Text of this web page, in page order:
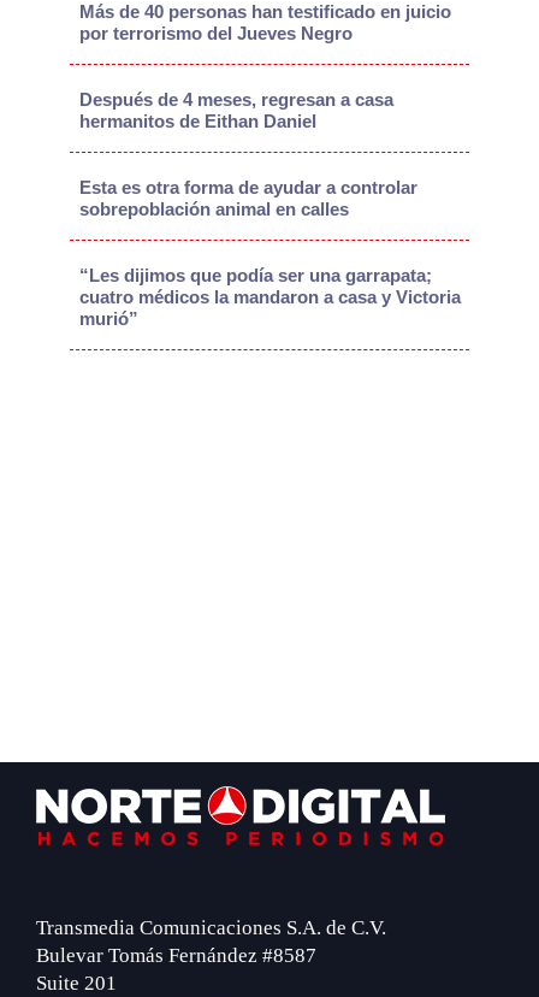
Más de 40 personas han testificado en juicio
por terrorismo del Jueves Negro
Después de 4 meses, regresan a casa
hermanitos de Eithan Daniel
Esta es otra forma de ayudar a controlar
sobrepoblación animal en calles
“Les dijimos que podía ser una garrapata;
cuatro médicos la mandaron a casa y Victoria
murió”
Footer
Transmedia Comunicaciones S.A. de C.V.
Bulevar Tomás Fernández #8587
Suite 201